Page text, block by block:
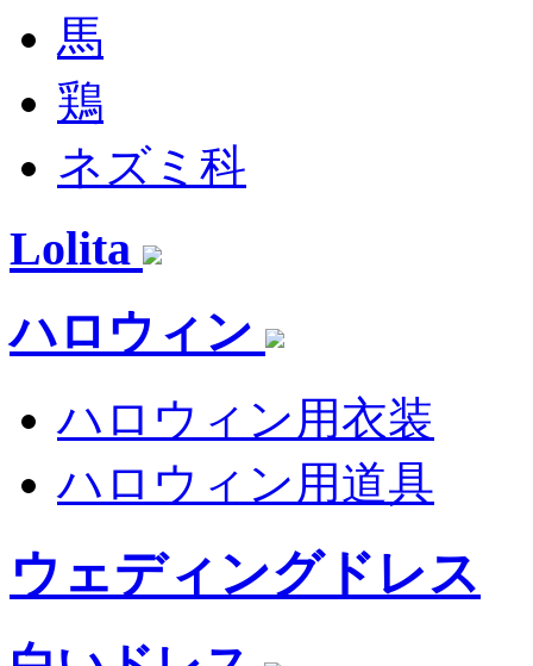
馬
鶏
ネズミ科
Lolita
ハロウィン
ハロウィン用衣装
ハロウィン用道具
ウェディングドレス